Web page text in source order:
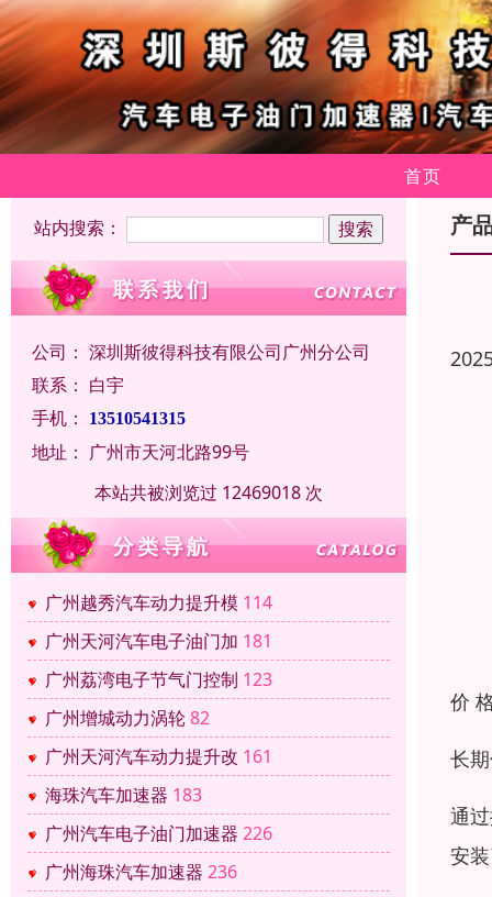
首页
站内搜索：
公司： 深圳斯彼得科技有限公司广州分公司
联系： 白宇
手机：
13510541315
地址： 广州市天河北路99号
本站共被浏览过 12469018 次
广州越秀汽车动力提升模 114
广州天河汽车电子油门加 181
广州荔湾电子节气门控制 123
广州增城动力涡轮82
广州天河汽车动力提升改 161
海珠汽车加速器 183
广州汽车电子油门加速器 226
广州海珠汽车加速器 236
产
价
长
通
安